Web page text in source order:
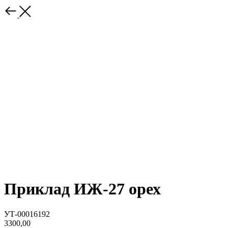
Приклад ИЖ-27 орех
УТ-00016192
3300,00